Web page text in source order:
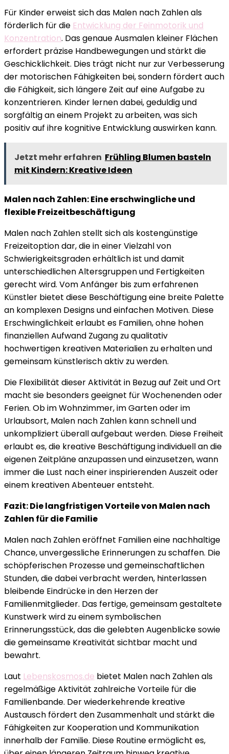
Für Kinder erweist sich das Malen nach Zahlen als
förderlich für die Entwicklung der Feinmotorik und
Konzentration. Das genaue Ausmalen kleiner Flächen
erfordert präzise Handbewegungen und stärkt die
Geschicklichkeit. Dies trägt nicht nur zur Verbesserung
der motorischen Fähigkeiten bei, sondern fördert auch
die Fähigkeit, sich längere Zeit auf eine Aufgabe zu
konzentrieren. Kinder lernen dabei, geduldig und
sorgfältig an einem Projekt zu arbeiten, was sich
positiv auf ihre kognitive Entwicklung auswirken kann.
Jetzt mehr erfahren Frühling Blumen basteln
mit Kindern: Kreative Ideen
Malen nach Zahlen: Eine erschwingliche und
flexible Freizeitbeschäftigung
Malen nach Zahlen stellt sich als kostengünstige
Freizeitoption dar, die in einer Vielzahl von
Schwierigkeitsgraden erhältlich ist und damit
unterschiedlichen Altersgruppen und Fertigkeiten
gerecht wird. Vom Anfänger bis zum erfahrenen
Künstler bietet diese Beschäftigung eine breite Palette
an komplexen Designs und einfachen Motiven. Diese
Erschwinglichkeit erlaubt es Familien, ohne hohen
finanziellen Aufwand Zugang zu qualitativ
hochwertigen kreativen Materialien zu erhalten und
gemeinsam künstlerisch aktiv zu werden.
Die Flexibilität dieser Aktivität in Bezug auf Zeit und Ort
macht sie besonders geeignet für Wochenenden oder
Ferien. Ob im Wohnzimmer, im Garten oder im
Urlaubsort, Malen nach Zahlen kann schnell und
unkompliziert überall aufgebaut werden. Diese Freiheit
erlaubt es, die kreative Beschäftigung individuell an die
eigenen Zeitpläne anzupassen und einzusetzen, wann
immer die Lust nach einer inspirierenden Auszeit oder
einem kreativen Abenteuer entsteht.
Fazit: Die langfristigen Vorteile von Malen nach
Zahlen für die Familie
Malen nach Zahlen eröffnet Familien eine nachhaltige
Chance, unvergessliche Erinnerungen zu schaffen. Die
schöpferischen Prozesse und gemeinschaftlichen
Stunden, die dabei verbracht werden, hinterlassen
bleibende Eindrücke in den Herzen der
Familienmitglieder. Das fertige, gemeinsam gestaltete
Kunstwerk wird zu einem symbolischen
Erinnerungsstück, das die gelebten Augenblicke sowie
die gemeinsame Kreativität sichtbar macht und
bewahrt.
Laut Lebenskosmos.de bietet Malen nach Zahlen als
regelmäßige Aktivität zahlreiche Vorteile für die
Familienbande. Der wiederkehrende kreative
Austausch fördert den Zusammenhalt und stärkt die
Fähigkeiten zur Kooperation und Kommunikation
innerhalb der Familie. Diese Routine ermöglicht es,